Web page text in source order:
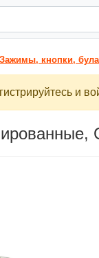
Зажимы, кнопки,
и